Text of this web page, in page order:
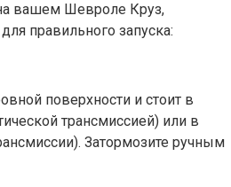
вашем Шевроле Круз,
правильного запуска:
поверхности и стоит в
трансмиссией) или в
Затормозите ручным